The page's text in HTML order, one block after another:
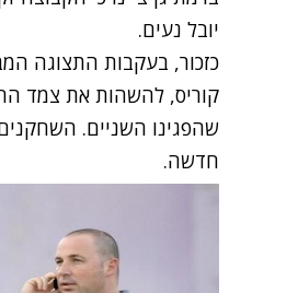
יובל נעים.
כזכור, בעקבות התצוגה
קוריס, להשהות את צמד
שהפגינו השניים.
חדשה.